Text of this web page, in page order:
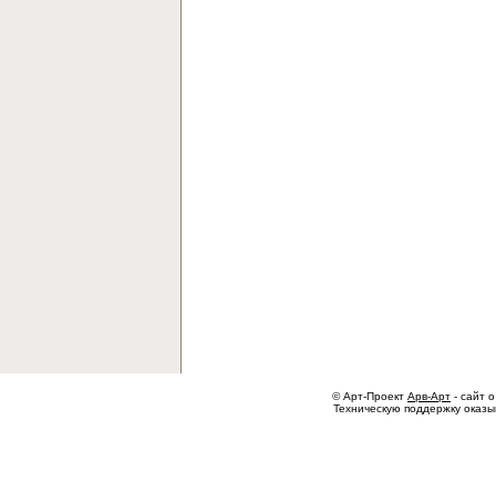
© Арт-Проект Арв-Арт - сайт
Техническую поддержку